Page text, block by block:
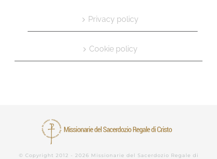
Privacy policy
Cookie policy
© Copyright 2012 - 2026 Missionarie del Sacerdozio Regale di